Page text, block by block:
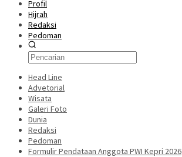
Profil
Hijrah
Redaksi
Pedoman
Head Line
Advetorial
Wisata
Galeri Foto
Dunia
Redaksi
Pedoman
Formulir Pendataan Anggota PWI Kepri 2026